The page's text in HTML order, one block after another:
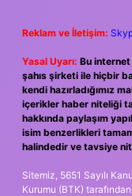
Reklam ve İletişim:
Yasal Uyarı: Bu
şahıs şirketi ile hiçbir
kendi hazırladığımız
içerikler haber niteliği
hakkında paylaşım
isim benzerlikleri
halindedir ve tavsiye
Sitemiz, 5651 Sayılı
Kurumu (BTK)